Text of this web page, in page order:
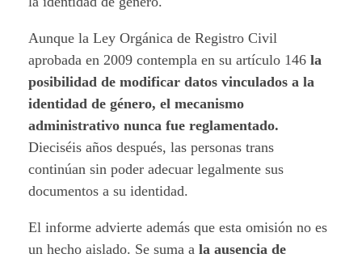
Aunque la Ley Orgánica de Registro Civil
aprobada en 2009 contempla en su artículo 146 la
posibilidad de modificar datos vinculados a la
identidad de género, el mecanismo
administrativo nunca fue reglamentado.
Dieciséis años después, las personas trans
continúan sin poder adecuar legalmente sus
documentos a su identidad.
El informe advierte además que esta omisión no es
un hecho aislado. Se suma a la ausencia de